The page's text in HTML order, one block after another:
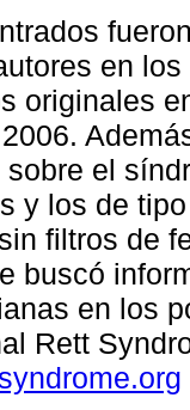
en
originales
el
y los de
filtros de
buscó
en los
Rett